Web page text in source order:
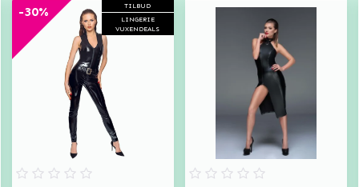
TILBUD
LINGERIE
VUXENDEALS
-30%